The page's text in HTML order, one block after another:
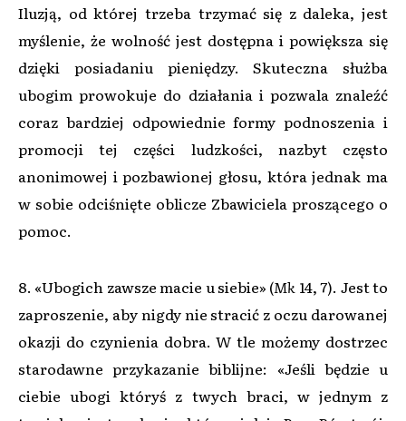
Iluzją, od której trzeba trzymać się z daleka, jest
myślenie, że wolność jest dostępna i powiększa się
dzięki posiadaniu pieniędzy. Skuteczna służba
ubogim prowokuje do działania i pozwala znaleźć
coraz bardziej odpowiednie formy podnoszenia i
promocji tej części ludzkości, nazbyt często
anonimowej i pozbawionej głosu, która jednak ma
w sobie odciśnięte oblicze Zbawiciela proszącego o
pomoc.
8. «Ubogich zawsze macie u siebie» (Mk 14, 7). Jest to
zaproszenie, aby nigdy nie stracić z oczu darowanej
okazji do czynienia dobra. W tle możemy dostrzec
starodawne przykazanie biblijne: «Jeśli będzie u
ciebie ubogi któryś z twych braci, w jednym z